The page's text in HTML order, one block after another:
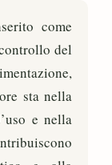
come
del
sta nella
e nella